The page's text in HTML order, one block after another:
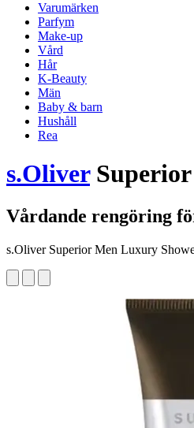
Varumärken
Parfym
Make-up
Vård
Hår
K-Beauty
Män
Baby & barn
Hushåll
Rea
s.OliverSuperior
Vårdande rengöring
s.Oliver Superior Men Luxury